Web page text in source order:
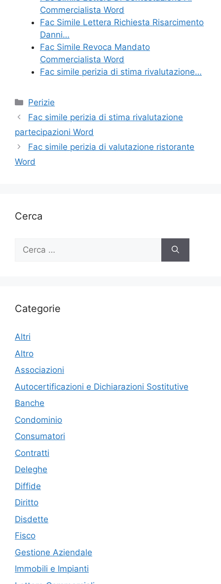
Commercialista Word
Fac Simile Lettera Richiesta Risarcimento
Danni…
Fac Simile Revoca Mandato
Commercialista Word
Fac simile perizia di stima rivalutazione…
Categorie
Perizie
Fac simile perizia di stima rivalutazione
partecipazioni Word
Fac simile perizia di valutazione ristorante
Word
Cerca
Ricerca
Categorie
Altri
Altro
Associazioni
Autocertificazioni e Dichiarazioni Sostitutive
Banche
Condominio
Consumatori
Contratti
Deleghe
Diffide
Diritto
Disdette
Fisco
Gestione Aziendale
Immobili e Impianti